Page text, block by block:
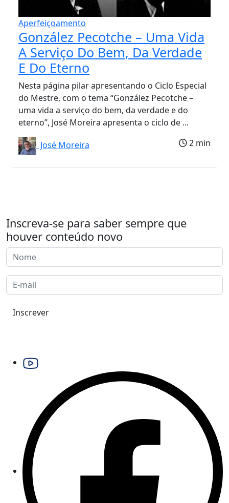
Aperfeiçoamento
González Pecotche – Uma Vida
A Serviço Do Bem, Da Verdade
E Do Eterno
Nesta página pilar apresentando o Ciclo Especial
do Mestre, com o tema “González Pecotche –
uma vida a serviço do bem, da verdade e do
eterno”, José Moreira apresenta o ciclo de ...
José Moreira
2 min
Inscreva-se para saber sempre que
houver conteúdo novo
Inscrever